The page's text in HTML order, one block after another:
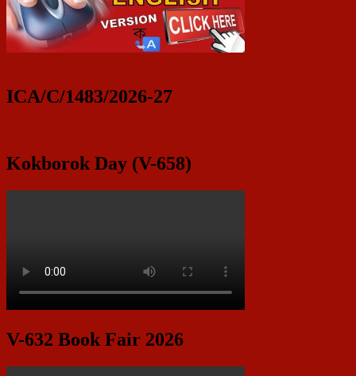
Widget
Area
ICA/C/1483/2026-27
Kokborok Day (V-658)
V-632 Book Fair 2026